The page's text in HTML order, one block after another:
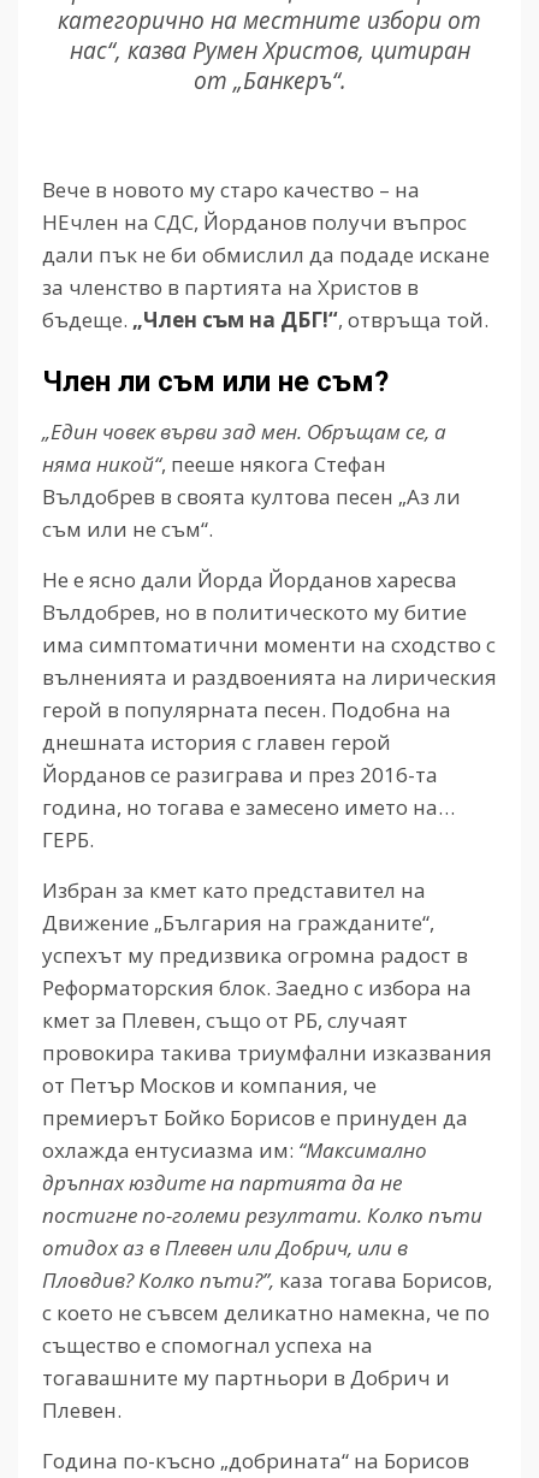
категорично на местните избори от
нас“, казва Румен Христов, цитиран
от „Банкеръ“.
Вече в новото му старо качество – на
НЕчлен на СДС, Йорданов получи въпрос
дали пък не би обмислил да подаде искане
за членство в партията на Христов в
бъдеще. „Член съм на ДБГ!“, отвръща той.
Член ли съм или не съм?
„Един човек върви зад мен. Обръщам се, а
няма никой“, пееше някога Стефан
Вълдобрев в своята култова песен „Аз ли
съм или не съм“.
Не е ясно дали Йорда Йорданов харесва
Вълдобрев, но в политическото му битие
има симптоматични моменти на сходство с
вълненията и раздвоенията на лирическия
герой в популярната песен. Подобна на
днешната история с главен герой
Йорданов се разиграва и през 2016-та
година, но тогава е замесено името на…
ГЕРБ.
Избран за кмет като представител на
Движение „България на гражданите“,
успехът му предизвика огромна радост в
Реформаторския блок. Заедно с избора на
кмет за Плевен, също от РБ, случаят
провокира такива триумфални изказвания
от Петър Москов и компания, че
премиерът Бойко Борисов е принуден да
охлажда ентусиазма им: “Максимално
дръпнах юздите на партията да не
постигне по-големи резултати. Колко пъти
отидох аз в Плевен или Добрич, или в
Пловдив? Колко пъти?”, каза тогава Борисов,
с което не съвсем деликатно намекна, че по
същество е спомогнал успеха на
тогавашните му партньори в Добрич и
Плевен.
Година по-късно „добрината“ на Борисов